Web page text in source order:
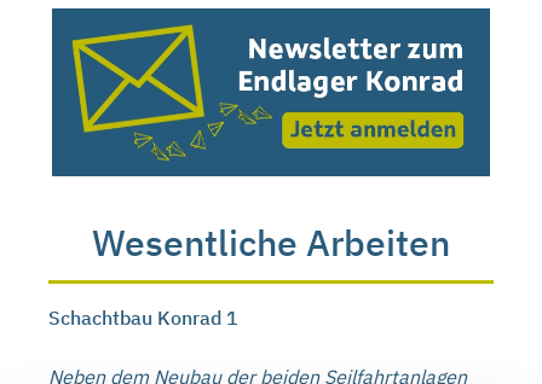
Wesentliche Arbeiten
Schachtbau Konrad 1
Neben dem Neubau der beiden Seilfahrtanlagen